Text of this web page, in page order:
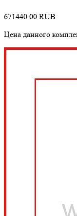
671440.00 RUB
Цена данного